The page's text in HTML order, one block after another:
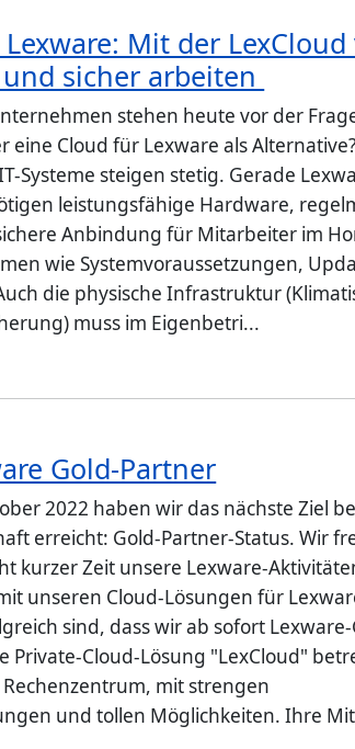
Mit der LexCloud
sicher arbeiten
stehen heute vor der
eine Cloud für Lexware als
Systeme steigen stetig. Gerade
leistungsfähige Hardware,
Anbindung für Mitarbeiter im
wie Systemvoraussetzungen,
die physische Infrastruktur
muss im Eigenbetri...
Gold-Partner
2022 haben wir das nächste Ziel
erreicht: Gold-Partner-Status. Wir
kurzer Zeit unsere Lexware-
unseren Cloud-Lösungen für
sind, dass wir ab sofort
Private-Cloud-Lösung "LexCloud"
mit strengen
und tollen Möglichkeiten. Ihre